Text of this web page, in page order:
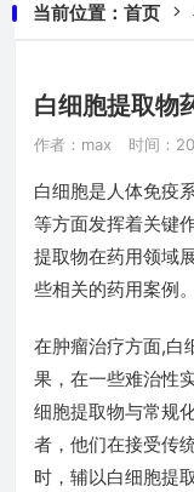
当前位置： 首页
白细胞提取物
作者：max 时间：
白细胞是人体免疫
等方面发挥着关键
提取物在药用领域
些相关的药用案例。
在肿瘤治疗方面,白
果，在一些难治性
细胞提取物与常规
者，他们在接受传
时，辅以白细胞提